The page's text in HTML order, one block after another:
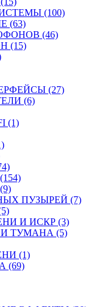
(100)
(63)
(46)
(15)
(27)
(6)
(1)
ПУЗЫРЕЙ (7)
И ИСКР (3)
ТУМАНА (5)
(1)
(69)